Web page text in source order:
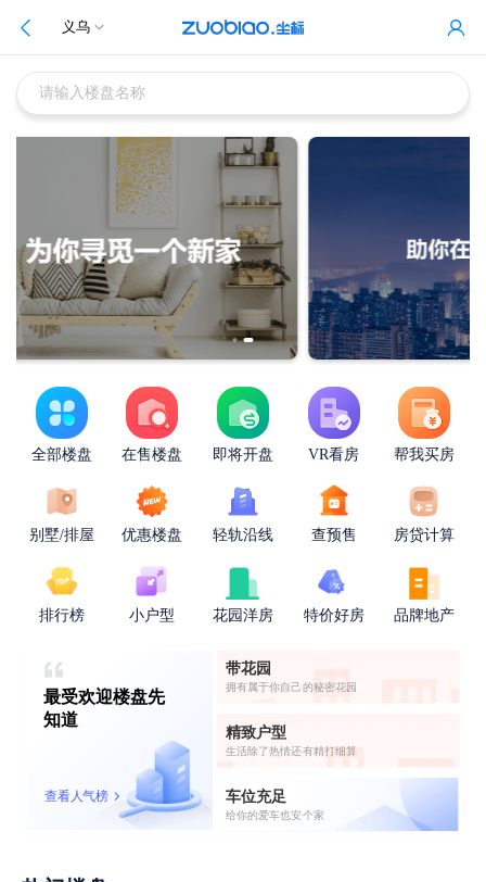
义乌
请输入楼盘名称
全部楼盘 在售楼盘 即将开盘 VR看房 帮我买房
别墅/排屋 优惠楼盘 轻轨沿线 查预售 房贷计算
排行榜 小户型 花园洋房 特价好房 品牌地产
最受欢迎楼盘先
知道
查看人气榜
带花园
拥有属于你自己的秘密花园
精致户型
生活除了热情还有精打细算
车位充足
给你的爱车也安个家